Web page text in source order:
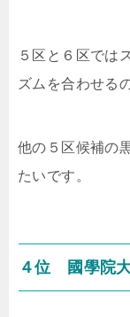
５区と６区では
ズムを合わせる
他の５区候補の
たいです。
４位 國學院